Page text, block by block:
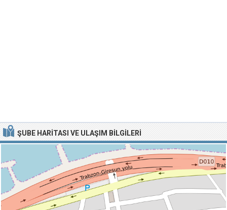
ŞUBE HARITASI VE ULAŞIM BILGILERI